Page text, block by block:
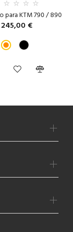
para KTM 790 / 890
245,00 €